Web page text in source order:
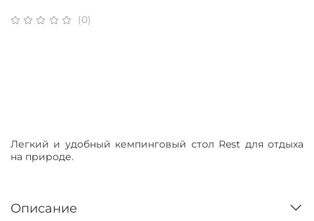
(0)
Легкий и удобный кемпинговый стол Rest для отдыха
на природе.
Описание